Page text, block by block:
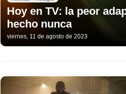
Hoy en TV: la peor
hecho nunca
viernes, 11 de agosto de 2023